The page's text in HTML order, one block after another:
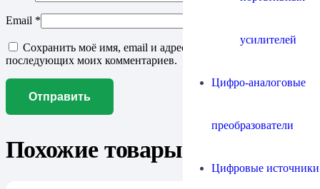
усилителей
Цифро-аналоговые
преобразователи
Цифровые источники
Email *
Сохранить моё имя, email и адрес сайта в этом браузере для
последующих моих комментариев.
Похожие товары